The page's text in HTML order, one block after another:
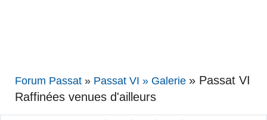
Forum Passat » Passat VI » Galerie » Passat VI
Raffinées venues d'ailleurs